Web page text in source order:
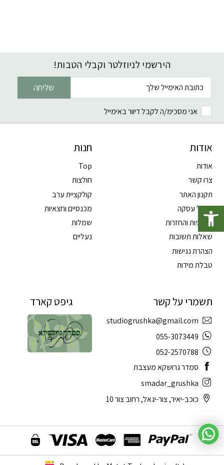
פתח סרגל נגישות
הירשמי לניוזלטר וקבלי הטבות!
שליחה
אני מסכימ/ה לקבל דיוור באימייל
אודות
אודות
צרו קשר
תקנון האתר
ביטול עסקה
החלפות והחזרות
שאלות תשובות
הצהרת נגישות
טבלת מידות
חנות
Top
חולצות
קולקציית ערב
מכנסיים וחצאיות
שמלות
נעליים
תשמרי על קשר
studiogrushka@gmail.com
055-3073449
052-2570788
סמדר גרושקא מעצבת
smadar_grushka
כוכב-יאיר, צור-יגאל, רחוב צור 10
גיפט קארד